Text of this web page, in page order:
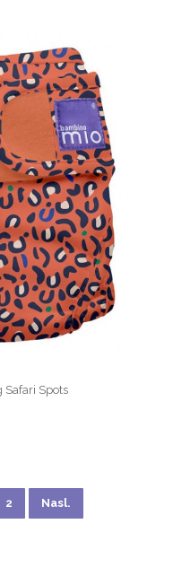
Safari Spots
2 Nasl.